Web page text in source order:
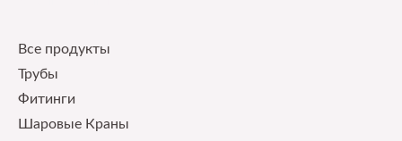
Все продукты
Трубы
Фитинги
Шаровые Краны